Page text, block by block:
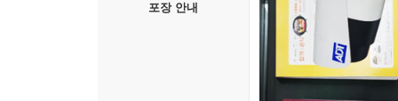
포장 안내